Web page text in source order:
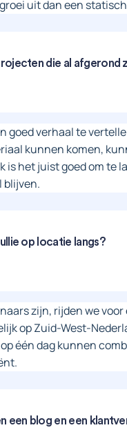
uit dan een
die al afgerond
goed verhaal te
kunnen komen,
is het juist goed om te
blijven.
op locatie langs?
zijn, rijden we
op Zuid-West-
één dag kunnen
een blog en een